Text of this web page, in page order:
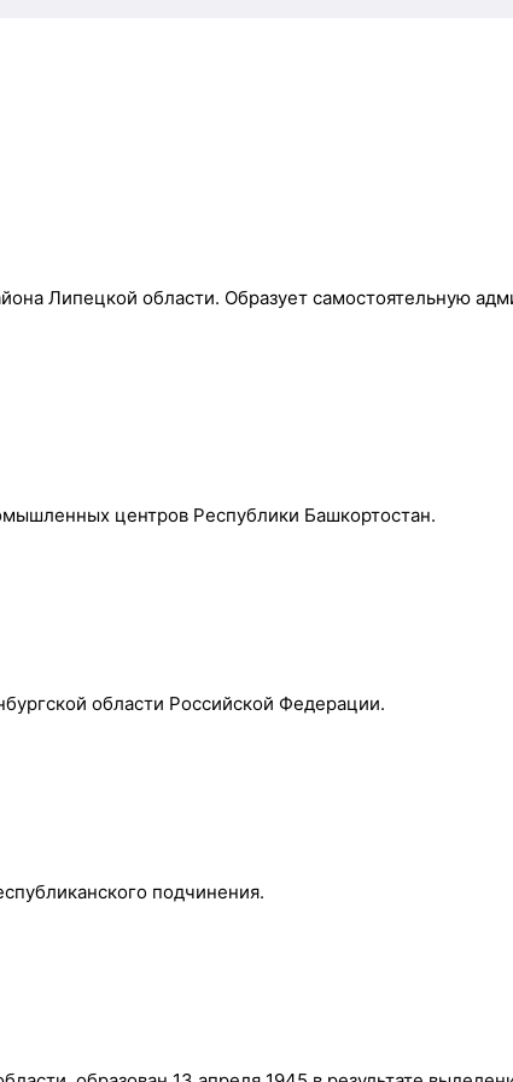
Липецкой области. Образует самостоятельную
центров Республики Башкортостан.
области Российской Федерации.
подчинения.